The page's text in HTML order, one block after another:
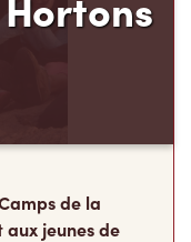
de la
jeunes de